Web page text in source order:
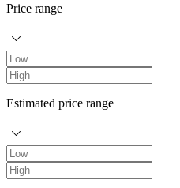
Price range
Estimated price range